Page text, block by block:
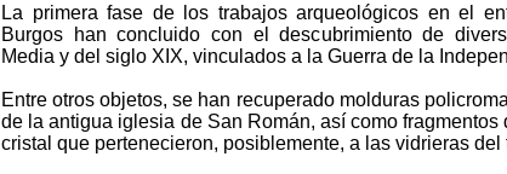
La primera fase de los trabajos arqueológicos en el
Burgos han concluido con el descubrimiento de
Media y del siglo XIX, vinculados a la Guerra de la
Entre otros objetos, se han recuperado molduras
de la antigua iglesia de San Román, así como fragmentos
cristal que pertenecieron, posiblemente, a las vidrieras del